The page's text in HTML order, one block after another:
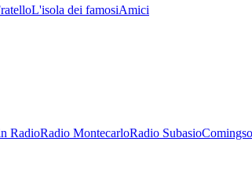
L'isola dei famosiAmici
RadioRadio MontecarloRadio Subasio